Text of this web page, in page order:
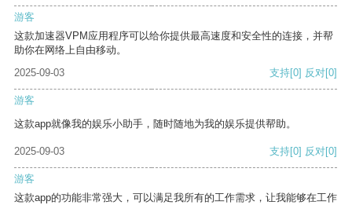
游客
这款加速器VPM应用程序可以给你提供最高速度和安全性的连接，并帮
助你在网络上自由移动。
2025-09-03
支持[0] 反对[0]
游客
这款app就像我的娱乐小助手，随时随地为我的娱乐提供帮助。
2025-09-03 支持[0] 反对[0]
游客
这款app的功能非常强大，可以满足我所有的工作需求，让我能够在工作